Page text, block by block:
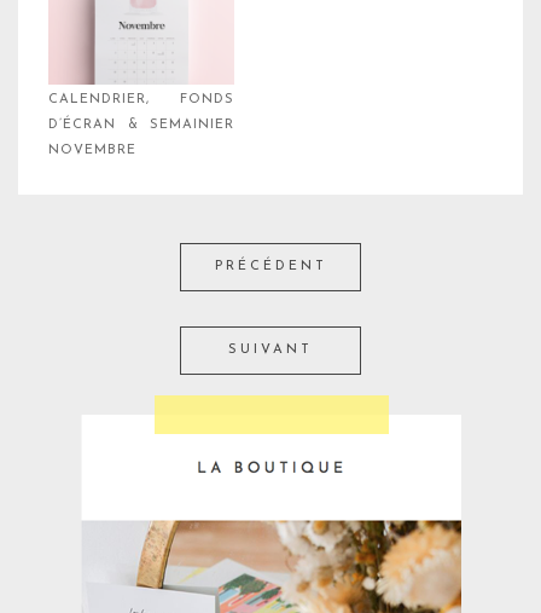
CALENDRIER, FONDS
D’ÉCRAN & SEMAINIER
NOVEMBRE
PRÉCÉDENT
SUIVANT